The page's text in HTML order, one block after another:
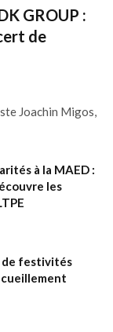
GROUP :
de
Joachin Migos,
à la MAED :
les
de festivités